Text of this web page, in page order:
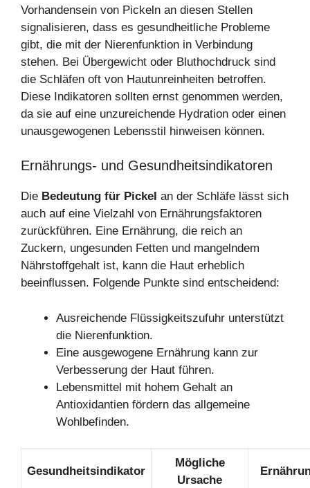
Vorhandensein von Pickeln an diesen Stellen
signalisieren, dass es gesundheitliche Probleme
gibt, die mit der Nierenfunktion in Verbindung
stehen. Bei Übergewicht oder Bluthochdruck sind
die Schläfen oft von Hautunreinheiten betroffen.
Diese Indikatoren sollten ernst genommen werden,
da sie auf eine unzureichende Hydration oder einen
unausgewogenen Lebensstil hinweisen können.
Ernährungs- und Gesundheitsindikatoren
Die Bedeutung für Pickel an der Schläfe lässt sich
auch auf eine Vielzahl von Ernährungsfaktoren
zurückführen. Eine Ernährung, die reich an
Zuckern, ungesunden Fetten und mangelndem
Nährstoffgehalt ist, kann die Haut erheblich
beeinflussen. Folgende Punkte sind entscheidend:
Ausreichende Flüssigkeitszufuhr unterstützt
die Nierenfunktion.
Eine ausgewogene Ernährung kann zur
Verbesserung der Haut führen.
Lebensmittel mit hohem Gehalt an
Antioxidantien fördern das allgemeine
Wohlbefinden.
Gesundheitsindikator
Mögliche
Ursache